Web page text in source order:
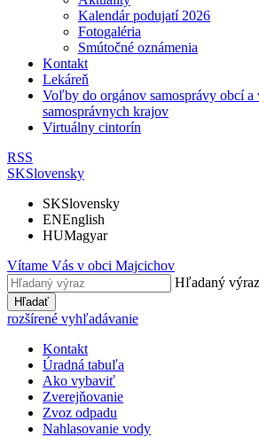
Kalendár podujatí 2026
Fotogaléria
Smútočné oznámenia
Kontakt
Lekáreň
Voľby do orgánov samosprávy obcí
samosprávnych krajov
Virtuálny cintorín
RSS
SKSlovensky
SKSlovensky
ENEnglish
HUMagyar
Vítame Vás v obci Majcichov
Hľadaný výraz
Hľadať
rozšírené vyhľadávanie
Kontakt
Úradná tabuľa
Ako vybaviť
Zverejňovanie
Zvoz odpadu
Nahlasovanie vody